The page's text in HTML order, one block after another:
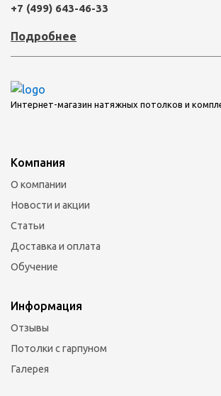
+7 (499) 643-46-33
Подробнее
Интернет-магазин натяжных потолков и
Компания
О компании
Новости и акции
Статьи
Доставка и оплата
Обучение
Информация
Отзывы
Потолки с гарпуном
Галерея